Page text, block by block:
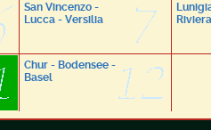
San Vincenzo -
Lucca - Versilia
Chur - Bodensee -
Basel